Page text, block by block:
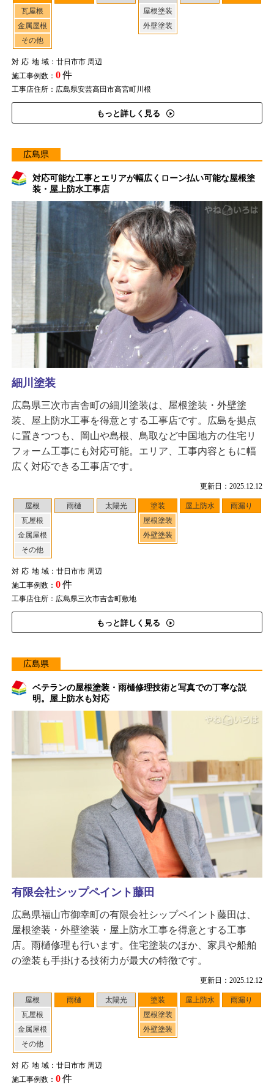
瓦屋根
金属屋根
その他
屋根塗装
外壁塗装
対応地域：廿日市市 周辺
施工事例数： 0件
工事店住所：広島県安芸高田市高宮町川根
もっと詳しく見る
広島県
対応可能な工事とエリアが幅広くローン払い可能な屋根塗
装・屋上防水工事店
更新日：2025.12.12
屋根
瓦屋根
金属屋根
その他
雨樋 太陽光
塗装
屋根塗装
外壁塗装
屋上防水 雨漏り
対応地域：廿日市市 周辺
施工事例数： 0件
工事店住所：広島県三次市吉舎町敷地
もっと詳しく見る
細川塗装
広島県三次市吉舎町の細川塗装は、屋根塗装・外壁塗
装、屋上防水工事を得意とする工事店です。広島を拠点
に置きつつも、岡山や島根、鳥取など中国地方の住宅リ
フォーム工事にも対応可能。エリア、工事内容ともに幅
広く対応できる工事店です。
広島県
ベテランの屋根塗装・雨樋修理技術と写真での丁寧な説
明。屋上防水も対応
更新日：2025.12.12
屋根
瓦屋根
金属屋根
その他
雨樋 太陽光
塗装
屋根塗装
外壁塗装
屋上防水 雨漏り
対応地域：廿日市市 周辺
施工事例数： 0件
有限会社シップペイント藤田
広島県福山市御幸町の有限会社シップペイント藤田は、
屋根塗装・外壁塗装・屋上防水工事を得意とする工事
店。雨樋修理も行います。住宅塗装のほか、家具や船舶
の塗装も手掛ける技術力が最大の特徴です。